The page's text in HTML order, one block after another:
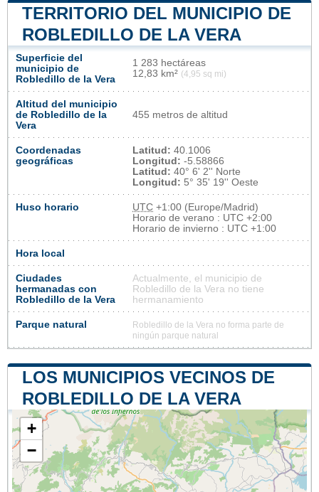
TERRITORIO DEL MUNICIPIO DE
ROBLEDILLO DE LA VERA
Superficie del
municipio de
Robledillo de la Vera
1 283 hectáreas
12,83 km² (4,95 sq mi)
Altitud del municipio
de Robledillo de la
Vera
455 metros de altitud
Coordenadas
geográficas
Latitud: 40.1006
Longitud: -5.58866
Latitud: 40° 6' 2'' Norte
Longitud: 5° 35' 19'' Oeste
Huso horario UTC +1:00 (Europe/Madrid)
Horario de verano : UTC +2:00
Horario de invierno : UTC +1:00
Hora local
Ciudades
hermanadas con
Robledillo de la Vera
Actualmente, el municipio de
Robledillo de la Vera no tiene
hermanamiento
Parque natural
Robledillo de la Vera no forma parte de
ningún parque natural
LOS MUNICIPIOS VECINOS DE
ROBLEDILLO DE LA VERA
+
−